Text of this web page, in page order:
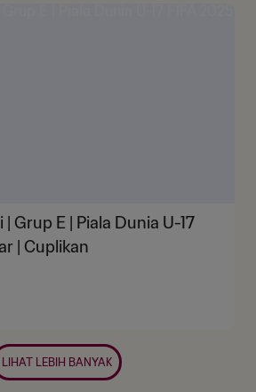
Grup E | Piala Dunia U-17
| Cuplikan
LIHAT LEBIH BANYAK